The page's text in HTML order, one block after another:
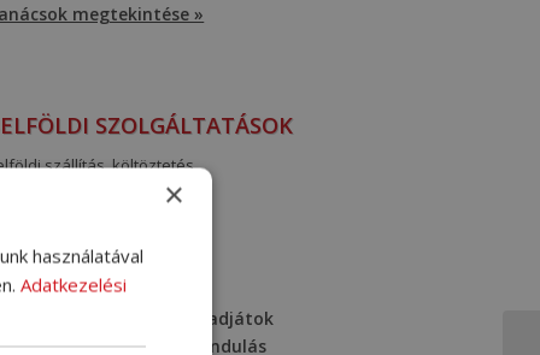
megtekintése »
SZOLGÁLTATÁSOK
szállítás, költöztetés
bútorok tárolása
A megrendelést időben adjátok
le, hogy a csomagokat indulás
×
használatával
Adatkezelési